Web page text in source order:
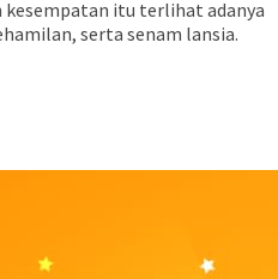
kesempatan itu terlihat adanya
serta senam lansia.